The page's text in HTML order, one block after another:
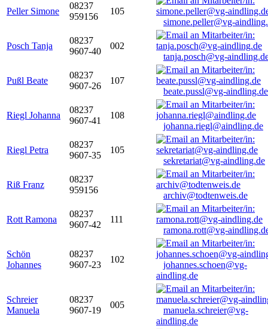
Peller Simone
08237
959156
105
simone.peller@vg-
Posch Tanja
08237
9607-40
002
tanja.posch@vg-
Pußl Beate
08237
9607-26
107
beate.pussl@vg-aindling.de
Riegl Johanna
08237
9607-41
108
johanna.riegl@aindling.de
Riegl Petra
08237
9607-35
105
sekretariat@vg-aindling.de
Riß Franz
08237
959156
archiv@todtenweis.de
Rott Ramona
08237
9607-42
111
ramona.rott@vg-
Schön
Johannes
08237
9607-23
102
johannes.schoen@vg-
aindling.de
Schreier
Manuela
08237
9607-19
005
manuela.schreier@vg-
aindling.de